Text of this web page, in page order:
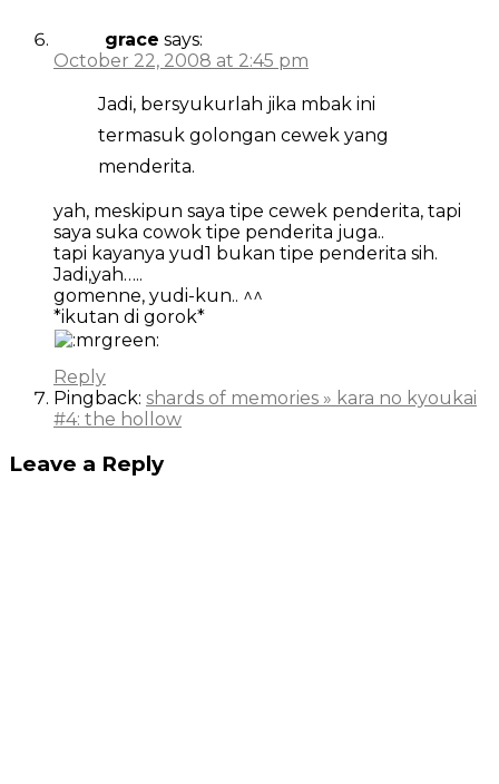
grace says:
October 22, 2008 at 2:45 pm
Jadi, bersyukurlah jika mbak ini
termasuk golongan cewek yang
menderita.
yah, meskipun saya tipe cewek penderita, tapi
saya suka cowok tipe penderita juga..
tapi kayanya yud1 bukan tipe penderita sih.
Jadi,yah…..
gomenne, yudi-kun.. ^^
*ikutan di gorok*
Reply
Pingback: shards of memories » kara no kyoukai
#4: the hollow
Leave a Reply